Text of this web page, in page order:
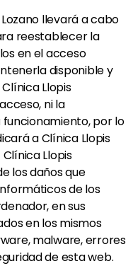
llevará a cabo
reestablecer la
en el acceso
disponible y
Clínica Llopis
ni la
funcionamiento, por lo
aClínica Llopis
Clínica Llopis
los daños que
de los
en sus
en los mismos
malware, errores
de esta web.